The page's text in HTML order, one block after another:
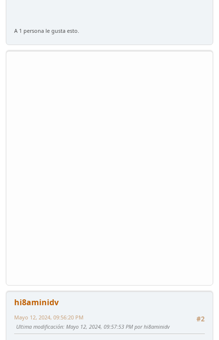
A 1 persona le gusta esto.
hi8aminidv
#2
Mayo 12, 2024, 09:56:20 PM
Ultima modificación: Mayo 12, 2024, 09:57:53 PM por hi8aminidv